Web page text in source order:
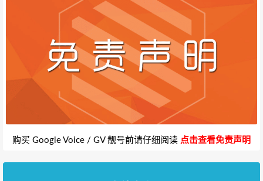
购买 Google Voice / GV 靓号前请仔细阅读 点击查看免责声明